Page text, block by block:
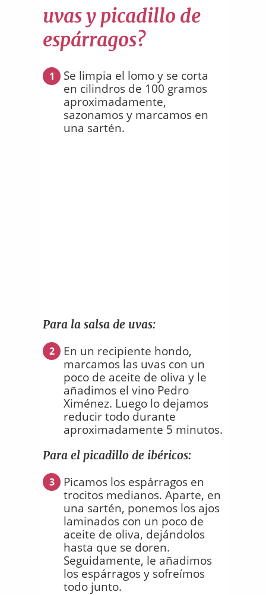
uvas y picadillo de
espárragos?
1
Se limpia el lomo y se corta
en cilindros de 100 gramos
aproximadamente,
sazonamos y marcamos en
una sartén.
Para la salsa de uvas:
2
En un recipiente hondo,
marcamos las uvas con un
poco de aceite de oliva y le
añadimos el vino Pedro
Ximénez. Luego lo dejamos
reducir todo durante
aproximadamente 5 minutos.
Para el picadillo de ibéricos:
3
Picamos los espárragos en
trocitos medianos. Aparte, en
una sartén, ponemos los ajos
laminados con un poco de
aceite de oliva, dejándolos
hasta que se doren.
Seguidamente, le añadimos
los espárragos y sofreímos
todo junto.